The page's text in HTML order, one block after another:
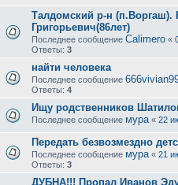
Талдомский р-н (п.Воргаш).
Григорьевич(86лет)
Последнее сообщение Calimero «
Ответы: 3
найти человека
Последнее сообщение
Ответы: 4
Ищу родственников
Последнее сообщение мура « 22
Передать безвозмездно
Последнее сообщение мура « 21
Ответы: 3
ДУБНА!!! Пропал Иванов